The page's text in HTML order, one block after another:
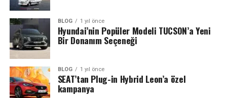
BLOG 1 yıl önce
Hyundai’nin Popüler Modeli TUCSON’a Yeni
Bir Donanım Seçeneği
BLOG 1 yıl önce
SEAT’tan Plug-in Hybrid Leon’a özel
kampanya